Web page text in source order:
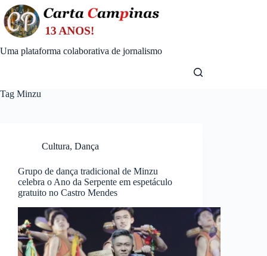
Skip
to
content
Uma plataforma colaborativa de jornalismo
Tag Minzu
Cultura, Dança
Grupo de dança tradicional de Minzu
celebra o Ano da Serpente em espetáculo
gratuito no Castro Mendes